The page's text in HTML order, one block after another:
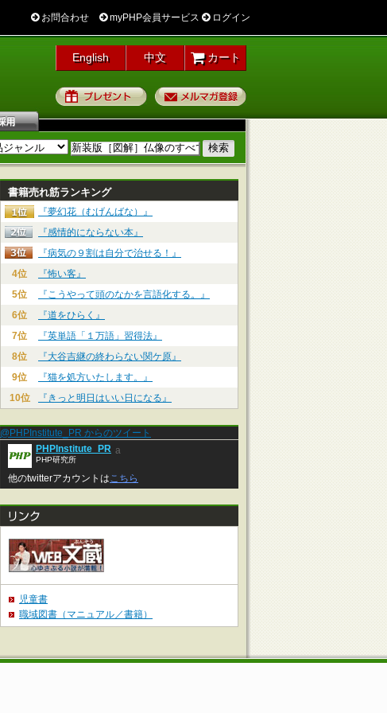
お問合わせ myPHP会員サービス ログイン
English 中文 カート
プレゼント
書籍売れ筋ランキング
『夢幻花（むげんばな）』
『感情的にならない本』
『病気の９割は自分で治せる！』
4位
『怖い客』
5位
『こうやって頭のなかを言語化する。』
6位
『道をひらく』
7位
『英単語「１万語」習得法』
8位
『大谷吉継の終わらない関ケ原』
9位
『猫を処方いたします。』
10位
『きっと明日はいい日になる』
@PHPInstitute_PR からのツイート
PHPInstitute_PR
PHP研究所
a
他のtwitterアカウントはこちら
児童書
職域図書（マニュアル／書籍）